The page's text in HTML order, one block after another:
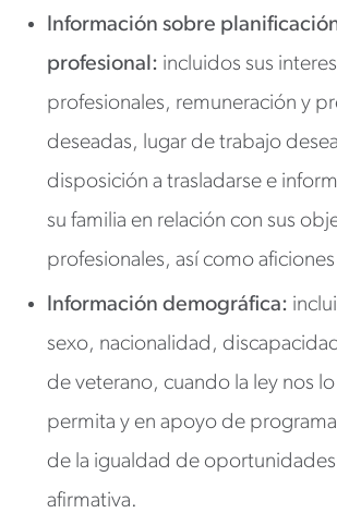
Información sobre
profesional: incluidos sus
profesionales, remuneración y
deseadas, lugar de trabajo
disposición a trasladarse e
su familia en relación con sus
profesionales, así como
Información demográfica:
sexo, nacionalidad,
de veterano, cuando la ley nos
permita y en apoyo de
de la igualdad de
afirmativa.